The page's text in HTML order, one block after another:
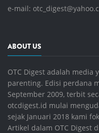
e-mail:
ABOUT US
OTC Digest adalah media
parenting. Edisi perdana
September 2009, terbit
otcdigest.id mulai
sejak Januari 2018 kami
Artikel dalam OTC Digest